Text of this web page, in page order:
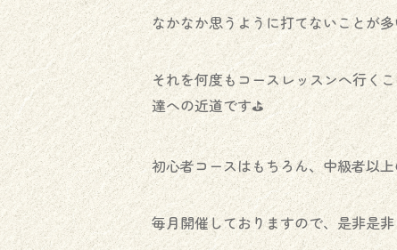
なかなか思うように打てないことが
それを何度もコースレッスンへ行く
達への近道です⛳️
初心者コースはもちろん、中級者以
毎月開催しておりますので、是非是